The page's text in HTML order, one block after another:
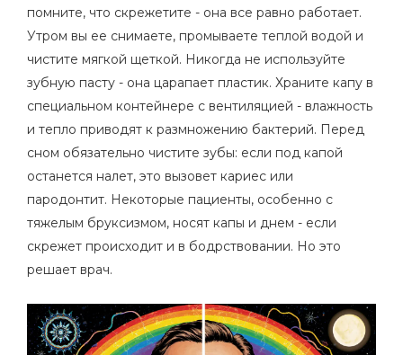
помните, что скрежетите - она все равно работает.
Утром вы ее снимаете, промываете теплой водой и
чистите мягкой щеткой. Никогда не используйте
зубную пасту - она царапает пластик. Храните капу в
специальном контейнере с вентиляцией - влажность
и тепло приводят к размножению бактерий. Перед
сном обязательно чистите зубы: если под капой
останется налет, это вызовет кариес или
пародонтит. Некоторые пациенты, особенно с
тяжелым бруксизмом, носят капы и днем - если
скрежет происходит и в бодрствовании. Но это
решает врач.